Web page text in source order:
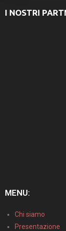
I NOSTRI
MENU:
Chi siamo
Presentazione